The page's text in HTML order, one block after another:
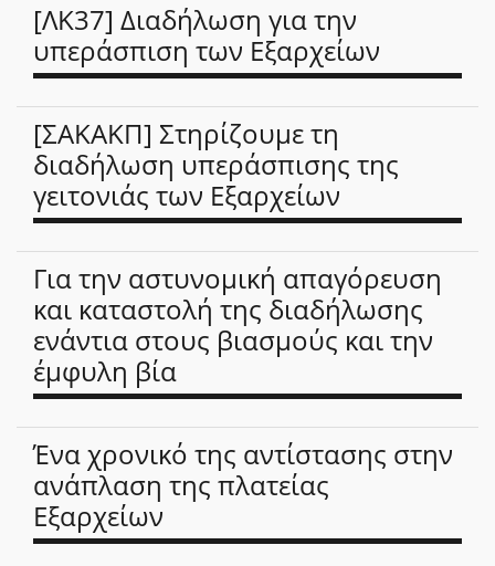
[ΛΚ37] Διαδήλωση για την
υπεράσπιση των Εξαρχείων
[ΣΑΚΑΚΠ] Στηρίζουμε τη
διαδήλωση υπεράσπισης της
γειτονιάς των Εξαρχείων
Για την αστυνομική απαγόρευση
και καταστολή της διαδήλωσης
ενάντια στους βιασμούς και την
έμφυλη βία
Ένα χρονικό της αντίστασης στην
ανάπλαση της πλατείας
Εξαρχείων